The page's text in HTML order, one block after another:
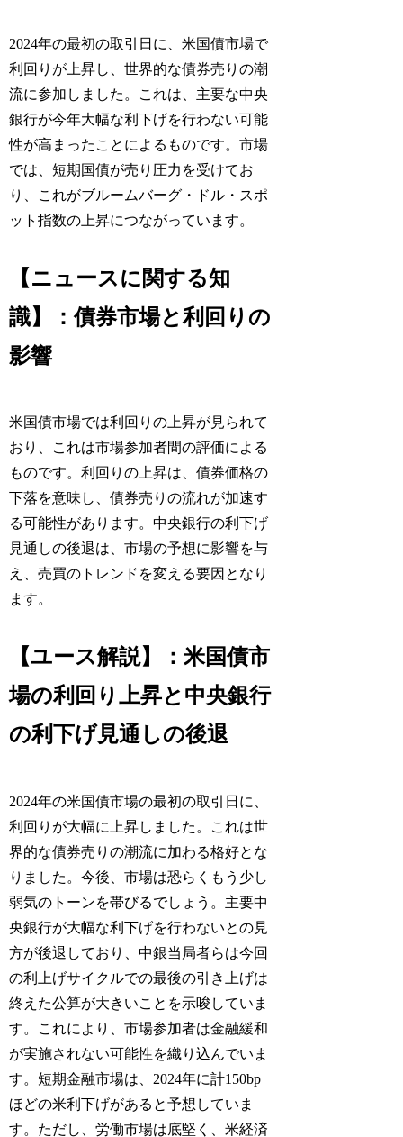
2024年の最初の取引日に、米国債市場で
利回りが上昇し、世界的な債券売りの潮
流に参加しました。これは、主要な中央
銀行が今年大幅な利下げを行わない可能
性が高まったことによるものです。市場
では、短期国債が売り圧力を受けてお
り、これがブルームバーグ・ドル・スポ
ット指数の上昇につながっています。
【ニュースに関する知
識】：債券市場と利回りの
影響
米国債市場では利回りの上昇が見られて
おり、これは市場参加者間の評価による
ものです。利回りの上昇は、債券価格の
下落を意味し、債券売りの流れが加速す
る可能性があります。中央銀行の利下げ
見通しの後退は、市場の予想に影響を与
え、売買のトレンドを変える要因となり
ます。
【ユース解説】：米国債市
場の利回り上昇と中央銀行
の利下げ見通しの後退
2024年の米国債市場の最初の取引日に、
利回りが大幅に上昇しました。これは世
界的な債券売りの潮流に加わる格好とな
りました。今後、市場は恐らくもう少し
弱気のトーンを帯びるでしょう。主要中
央銀行が大幅な利下げを行わないとの見
方が後退しており、中銀当局者らは今回
の利上げサイクルでの最後の引き上げは
終えた公算が大きいことを示唆していま
す。これにより、市場参加者は金融緩和
が実施されない可能性を織り込んでいま
す。短期金融市場は、2024年に計150bp
ほどの米利下げがあると予想していま
す。ただし、労働市場は底堅く、米経済